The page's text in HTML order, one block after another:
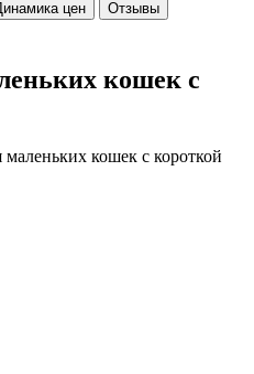
цен
Отзывы
кошек c
кошек c короткой